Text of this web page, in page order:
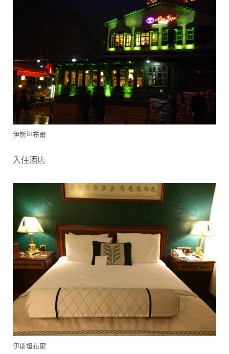
伊斯坦布爾
入住酒店
伊斯坦布爾